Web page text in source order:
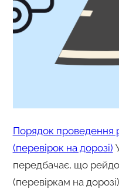
Порядок проведення
(перевірок на дорозі)
передбачає, що
(перевіркам на